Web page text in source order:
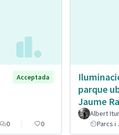
Acceptada
0 0
parque
Jaume
Albert
Parcs i